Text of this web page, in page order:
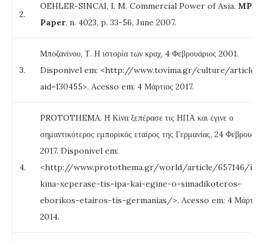
2.
OEHLER-SINCAI, I. M. Commercial Power of Asia. MPRA
Paper, n. 4023, p. 33-56, June 2007.
3.
Μποζανίνου, Τ. Η ιστορία των κραχ, 4 Φεβρουάριος 2001.
Disponivel em: <http://www.tovima.gr/culture/article/?
aid=130455>. Acesso em: 4 Μάρτιος 2017.
4.
PROTOTHEMA. Η Κίνα ξεπέρασε τις ΗΠΑ και έγινε ο
σημαντικότερος εμπορικός εταίρος της Γερμανίας, 24
2017. Disponivel em:
<http://www.protothema.gr/world/article/657146/i-
kina-xeperase-tis-ipa-kai-egine-o-simadikoteros-
eborikos-etairos-tis-germanias/>. Acesso em: 4 Μάρτιος
2014.